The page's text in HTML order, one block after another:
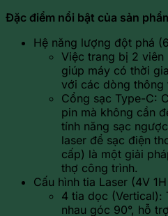
Đặc điểm nổi bật của sản
Hệ năng lượng đột phá
Việc trang bị 2
giúp máy có thời
với các dòng thông
Cổng sạc Type-C:
pin mà không cần
tính năng sạc
laser để sạc điện
cấp) là một giải
thợ công trình.
Cấu hình tia Laser (4V 1H
4 tia dọc (Vertical):
nhau góc 90°, hỗ